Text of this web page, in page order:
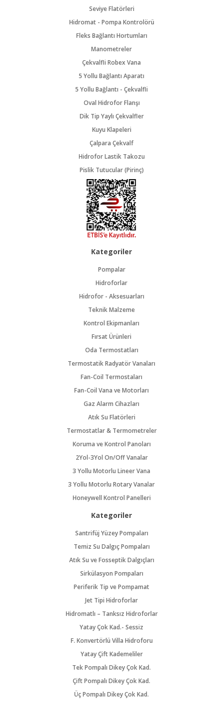
Seviye Flatörleri
Hidromat - Pompa Kontrolörü
Fleks Bağlantı Hortumları
Manometreler
Çekvalfli Robex Vana
5 Yollu Bağlantı Aparatı
5 Yollu Bağlantı - Çekvalfli
Oval Hidrofor Flanşı
Dik Tip Yaylı Çekvalfler
Kuyu Klapeleri
Çalpara Çekvalf
Hidrofor Lastik Takozu
Pislik Tutucular (Pirinç)
Kategoriler
Pompalar
Hidroforlar
Hidrofor - Aksesuarları
Teknik Malzeme
Kontrol Ekipmanları
Fırsat Ürünleri
Oda Termostatları
Termostatik Radyatör Vanaları
Fan-Coil Termostaları
Fan-Coil Vana ve Motorları
Gaz Alarm Cihazları
Atık Su Flatörleri
Termostatlar & Termometreler
Koruma ve Kontrol Panoları
2Yol-3Yol On/Off Vanalar
3 Yollu Motorlu Lineer Vana
3 Yollu Motorlu Rotary Vanalar
Honeywell Kontrol Panelleri
Kategoriler
Santrifüj Yüzey Pompaları
Temiz Su Dalgıç Pompaları
Atık Su ve Fosseptik Dalgıçları
Sirkülasyon Pompaları
Periferik Tip ve Pompamat
Jet Tipi Hidroforlar
Hidromatlı – Tanksız Hidroforlar
Yatay Çok Kad.- Sessiz
F. Konvertörlü Villa Hidroforu
Yatay Çift Kademeliler
Tek Pompalı Dikey Çok Kad.
Çift Pompalı Dikey Çok Kad.
Üç Pompalı Dikey Çok Kad.